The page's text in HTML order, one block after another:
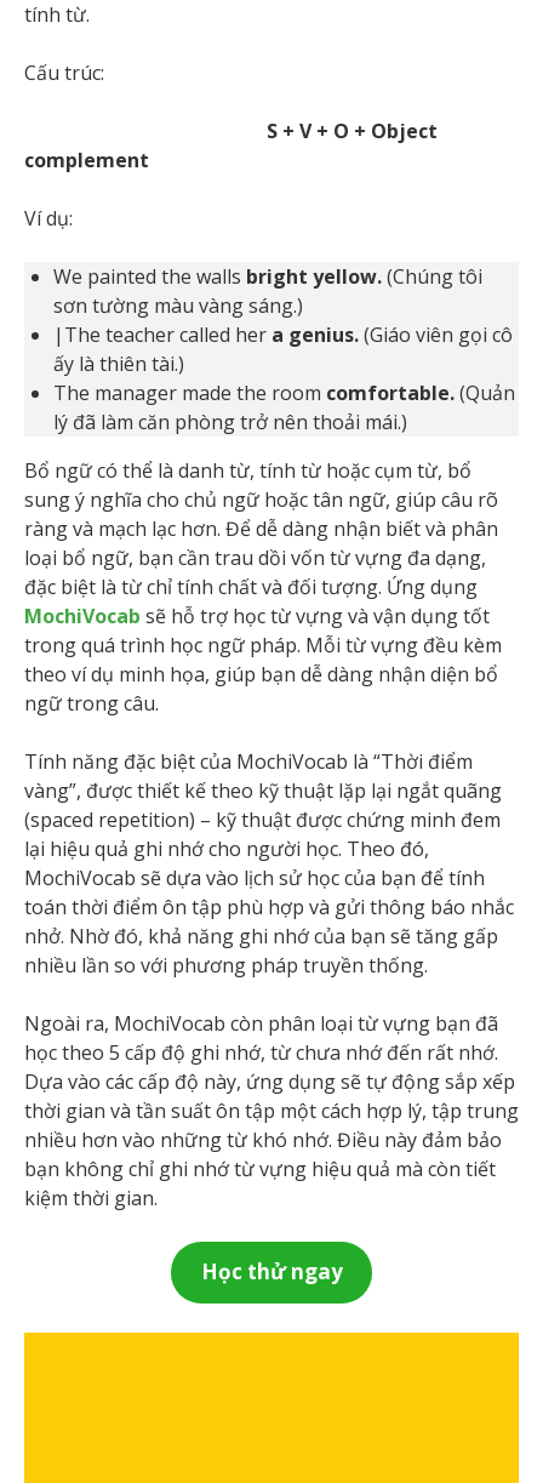
tính từ.
Cấu trúc:
S + V + O + Object
complement
Ví dụ:
We painted the walls bright yellow.(Chúng tôi
sơn tường màu vàng sáng.)
|The teacher called her a genius.(Giáo viên gọi cô
ấy là thiên tài.)
The manager made the room comfortable.(Quản
lý đã làm căn phòng trở nên thoải mái.)
Bổ ngữ có thể là danh từ, tính từ hoặc cụm từ, bổ
sung ý nghĩa cho chủ ngữ hoặc tân ngữ, giúp câu rõ
ràng và mạch lạc hơn. Để dễ dàng nhận biết và phân
loại bổ ngữ, bạn cần trau dồi vốn từ vựng đa dạng,
đặc biệt là từ chỉ tính chất và đối tượng. Ứng dụng
MochiVocab sẽ hỗ trợ học từ vựng và vận dụng tốt
trong quá trình học ngữ pháp. Mỗi từ vựng đều kèm
theo ví dụ minh họa, giúp bạn dễ dàng nhận diện bổ
ngữ trong câu.
Tính năng đặc biệt của MochiVocab là “Thời điểm
vàng”, được thiết kế theo kỹ thuật lặp lại ngắt quãng
(spaced repetition) – kỹ thuật được chứng minh đem
lại hiệu quả ghi nhớ cho người học. Theo đó,
MochiVocab sẽ dựa vào lịch sử học của bạn để tính
toán thời điểm ôn tập phù hợp và gửi thông báo nhắc
nhở. Nhờ đó, khả năng ghi nhớ của bạn sẽ tăng gấp
nhiều lần so với phương pháp truyền thống.
Ngoài ra, MochiVocab còn phân loại từ vựng bạn đã
học theo 5 cấp độ ghi nhớ, từ chưa nhớ đến rất nhớ.
Dựa vào các cấp độ này, ứng dụng sẽ tự động sắp xếp
thời gian và tần suất ôn tập một cách hợp lý, tập trung
nhiều hơn vào những từ khó nhớ. Điều này đảm bảo
bạn không chỉ ghi nhớ từ vựng hiệu quả mà còn tiết
kiệm thời gian.
Học thử ngay